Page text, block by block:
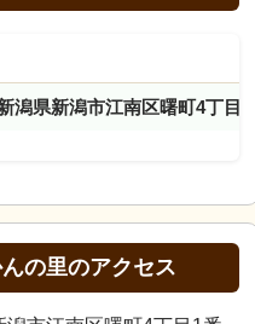
潟県新潟市江南区曙町4丁目
の里のアクセス